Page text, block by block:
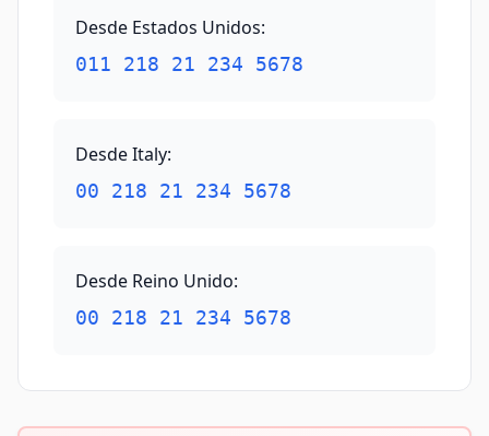
Desde Estados Unidos:
011 218 21 234 5678
Desde Italy:
00 218 21 234 5678
Desde Reino Unido:
00 218 21 234 5678